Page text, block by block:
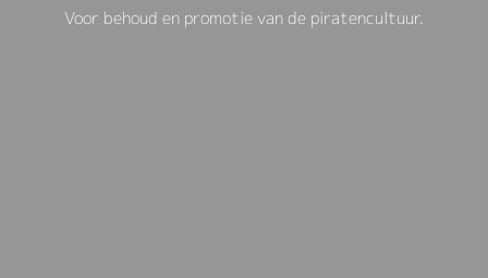
Voor behoud en promotie van de piratencultuur.